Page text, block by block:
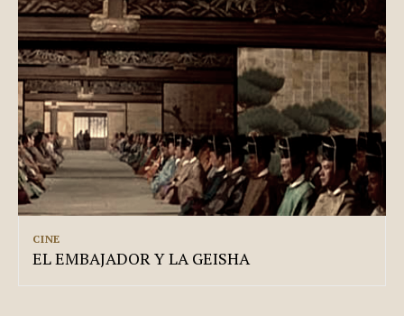
CINE
EL EMBAJADOR Y LA GEISHA